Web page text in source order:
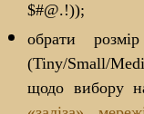
$#@.!));
обрати
(Tiny/Small/
щодо вибору